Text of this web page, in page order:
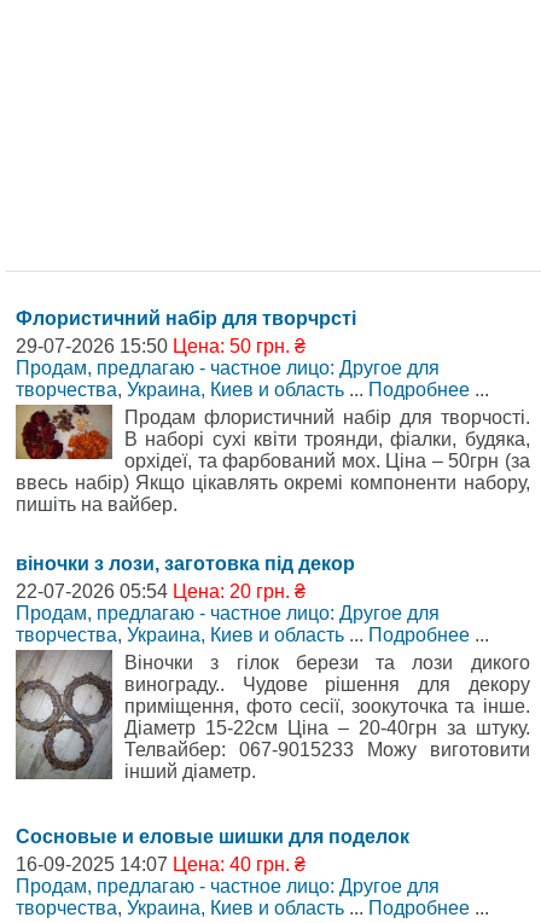
Флористичний набір для творчрсті
29-07-2026 15:50 Цена: 50 грн. ₴
Продам, предлагаю - частное лицо: Другое для
творчества, Украина, Киев и область ... Подробнее ...
Продам флористичний набір для творчості.
В наборі сухі квіти троянди, фіалки, будяка,
орхідеї, та фарбований мох. Ціна – 50грн (за
ввесь набір) Якщо цікавлять окремі компоненти набору,
пишіть на вайбер.
віночки з лози, заготовка під декор
22-07-2026 05:54 Цена: 20 грн. ₴
Продам, предлагаю - частное лицо: Другое для
творчества, Украина, Киев и область ... Подробнее ...
Віночки з гілок берези та лози дикого
винограду.. Чудове рішення для декору
приміщення, фото сесії, зоокуточка та інше.
Діаметр 15-22см Ціна – 20-40грн за штуку.
Телвайбер: 067-9015233 Можу виготовити
інший діаметр.
Сосновые и еловые шишки для поделок
16-09-2025 14:07 Цена: 40 грн. ₴
Продам, предлагаю - частное лицо: Другое для
творчества, Украина, Киев и область ... Подробнее ...